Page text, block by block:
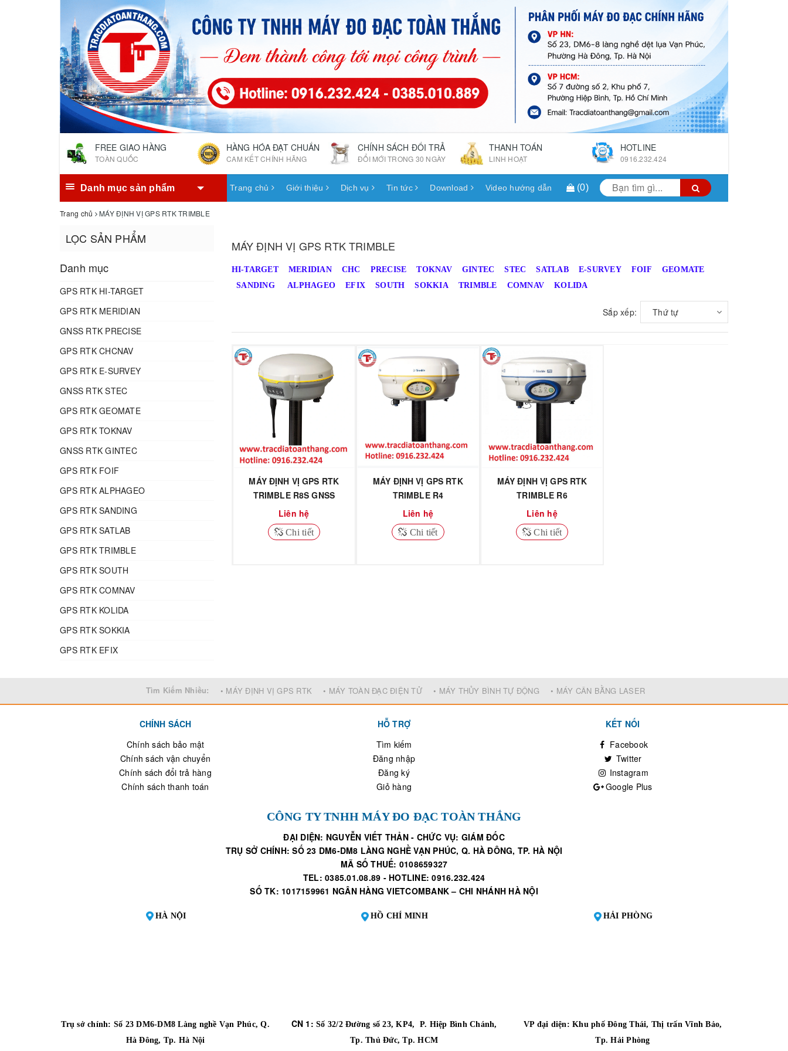
FREE GIAO HÀNG
TOÀN QUỐC
HÀNG HÓA ĐẠT CHUẨN
CAM KẾT CHÍNH HÃNG
CHÍNH SÁCH ĐỔI TRẢ
ĐỔI MỚI TRONG 30 NGÀY
THANH TOÁN
LINH HOẠT
HOTLINE
0916.232.424
Danh mục sản phẩm Trang chủ Giới thiệu Dịch vụ Tin tức Download Video hướng dẫn (0)
Trang chủ MÁY ĐỊNH VỊ GPS RTK TRIMBLE
LỌC SẢN PHẨM
Danh mục
GPS RTK HI-TARGET
GPS RTK MERIDIAN
GNSS RTK PRECISE
GPS RTK CHCNAV
GPS RTK E-SURVEY
GNSS RTK STEC
GPS RTK GEOMATE
GPS RTK TOKNAV
GNSS RTK GINTEC
GPS RTK FOIF
GPS RTK ALPHAGEO
GPS RTK SANDING
GPS RTK SATLAB
GPS RTK TRIMBLE
GPS RTK SOUTH
GPS RTK COMNAV
GPS RTK KOLIDA
GPS RTK SOKKIA
GPS RTK EFIX
MÁY ĐỊNH VỊ GPS RTK TRIMBLE
HI-TARGET MERIDIAN CHC PRECISE TOKNAV GINTEC STEC SATLAB E-SURVEY FOIF
GEOMATE
SANDING
ALPHAGEO EFIX SOUTH SOKKIA TRIMBLE COMNAV KOLIDA
Sắp xếp: Thứ tự
MÁY ĐỊNH VỊ GPS RTK
TRIMBLE R8S GNSS
Liên hệ
Chi tiết
MÁY ĐỊNH VỊ GPS RTK
TRIMBLE R4
Liên hệ
Chi tiết
MÁY ĐỊNH VỊ GPS RTK
TRIMBLE R6
Liên hệ
Chi tiết
Tìm Kiếm Nhiều: • MÁY ĐỊNH VỊ GPS RTK • MÁY TOÀN ĐẠC ĐIỆN TỬ • MÁY THỦY BÌNH TỰ ĐỘNG • MÁY CÂN BẰNG LASER
CHÍNH SÁCH
Chính sách bảo mật
Chính sách vận chuyển
Chính sách đổi trả hàng
Chính sách thanh toán
HỖ TRỢ
Tìm kiếm
Đăng nhập
Đăng ký
Giỏ hàng
KẾT NỐI
Facebook
Twitter
Instagram
Google Plus
CÔNG TY TNHH MÁY ĐO ĐẠC TOÀN THẮNG
ĐẠI DIỆN: NGUYỄN VIẾT THẢN - CHỨC VỤ: GIÁM ĐỐC
TRỤ SỞ CHÍNH: SỐ 23 DM6-DM8 LÀNG NGHỀ VẠN PHÚC, Q. HÀ ĐÔNG, TP. HÀ NỘI
MÃ SỐ THUẾ: 0108659327
TEL: 0385.01.08.89 - HOTLINE: 0916.232.424
SỐ TK: 1017159961 NGÂN HÀNG VIETCOMBANK – CHI NHÁNH HÀ NỘI
HÀ NỘI
Trụ sở chính: Số 23 DM6-DM8 Làng nghề Vạn Phúc, Q.
Hà Đông, Tp. Hà Nội
HỒ CHÍ MINH
CN 1: Số 32/2 Đường số 23, KP4, P. Hiệp Bình Chánh,
Tp. Thủ Đức, Tp. HCM
HẢI PHÒNG
VP đại diện: Khu phố Đông Thái, Thị trấn Vĩnh Bảo,
Tp. Hải Phòng